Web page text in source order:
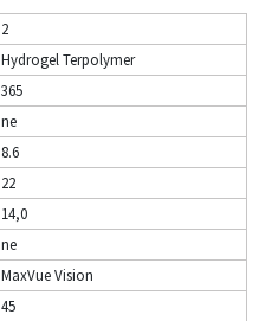
2
Hydrogel Terpolymer
365
ne
8.6
22
14,0
ne
MaxVue Vision
45